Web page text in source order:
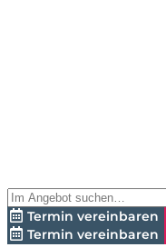
Termin vereinbaren
Termin vereinbaren